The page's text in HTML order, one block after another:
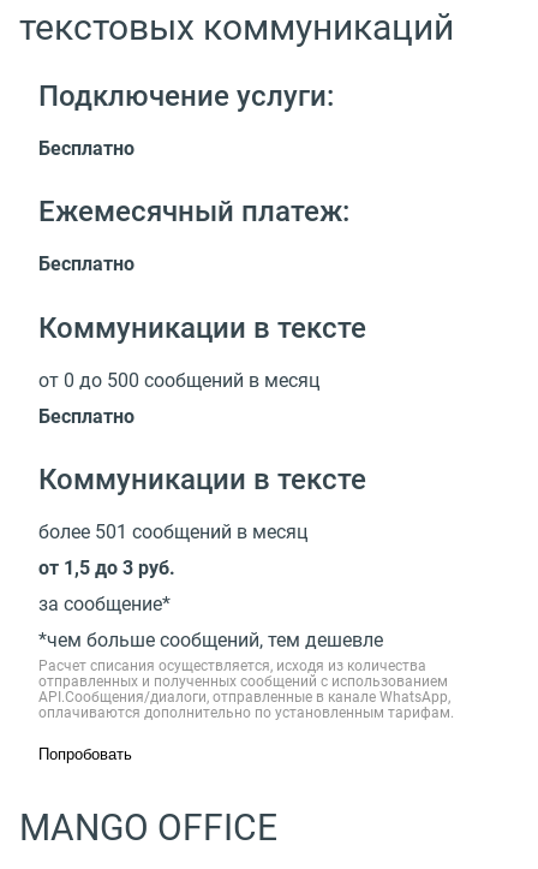
текстовых коммуникаций
Подключение услуги:
Бесплатно
Ежемесячный платеж:
Бесплатно
Коммуникации в тексте
от 0 до 500 сообщений в месяц
Бесплатно
Коммуникации в тексте
более 501 сообщений в месяц
от 1,5 до 3 руб.
за сообщение*
*чем больше сообщений, тем дешевле
Расчет списания осуществляется, исходя из количества
отправленных и полученных сообщений с использованием
API.Сообщения/диалоги, отправленные в канале WhatsApp,
оплачиваются дополнительно по установленным тарифам.
Попробовать
MANGO OFFICE